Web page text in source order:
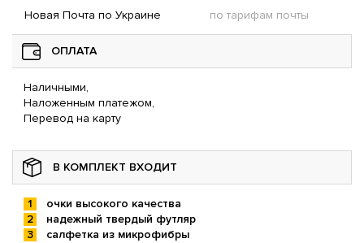
Новая Почта по Украине по тарифам почты
ОПЛАТА
Наличными,
Наложенным платежом,
Перевод на карту
В КОМПЛЕКТ ВХОДИТ
очки высокого качества
надежный твердый футляр
салфетка из микрофибры